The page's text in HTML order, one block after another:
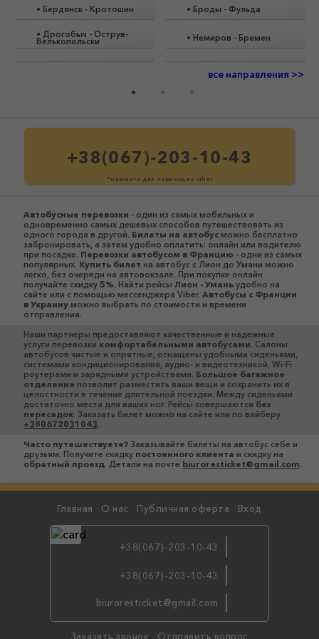
по viber
• Бердянск- Кротошин
• Дрогобыч - Острув-
Велькопольски
• Броды - Фульда
• Немиров - Бремен
все направления >>
+38(067)-203-10-43
*нажмите для перехода в viber
Автобусные перевозки - один из самых мобильных и
одновременно самых дешевых способов путешествовать из
одного города в другой. Билеты на автобусможно бесплатно
забронировать, а затем удобно оплатить: онлайн или водителю
при посадке. Перевозки автобусом в Францию - одни из самых
популярных. Купить билет на автобус с Лион до Умани можно
легко, без очереди на автовокзале. При покупке онлайн
получайте скидку 5%. Найти рейсы Лион - Уманьудобно на
сайте или с помощью мессенджера Viber. Автобусы c Франции
в Украинуможно выбрать по стоимости и времени
отправления.
Наши партнеры предоставляют качественные и надежные
услуги перевозки комфортабельными автобусами. Салоны
автобусов чистые и опрятные, оснащены удобными сиденьями,
системами кондиционирования, аудио- и видеотехникой, Wi-Fi
роутерами и зарядными устройствами. Большое багажное
отделение позволит разместить ваши вещи и сохранить их в
целостности в течение длительной поездки. Между сиденьями
достаточно места для ваших ног. Рейсы совершаются без
пересадок. Заказать билет можно на сайте или по вайберу
+380672031043.
Часто путешествуете?Заказывайте билеты на автобус себе и
друзьям. Получите скидку постоянного клиента и скидку на
обратный проезд. Детали на почте biuroresticket@gmail.com.
Главная О нас Публичная оферта Вход
+38(067)-203-10-43
+38(067)-203-10-43
biuroresticket@gmail.com
Заказать звонок Отправить вопрос